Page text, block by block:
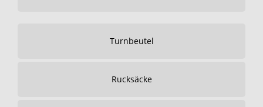
Turnbeutel
Rucksäcke